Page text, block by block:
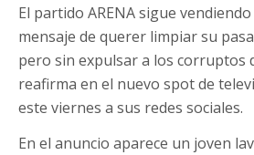
El partido ARENA sigue
mensaje de querer limpiar su
pero sin expulsar a los corruptos
reafirma en el nuevo spot de
este viernes a sus redes sociales.
En el anuncio aparece un joven